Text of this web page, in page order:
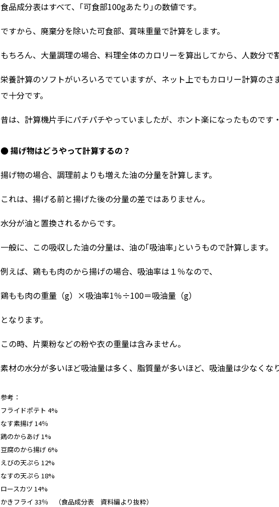
食品成分表はすべて、｢可食部100gあたり｣の数値です。
ですから、廃棄分を除いた可食部、賞味重量で計算をします。
もちろん、大量調理の場合、料理全体のカロリーを算出してから、人数分で
栄養計算のソフトがいろいろでていますが、ネット上でもカロリー計算の
で十分です。
昔は、計算機片手にパチパチやっていましたが、ホント楽になったものです
● 揚げ物はどうやって計算するの？
揚げ物の場合、調理前よりも増えた油の分量を計算します。
これは、揚げる前と揚げた後の分量の差ではありません。
水分が油と置換されるからです。
一般に、この吸収した油の分量は、油の｢吸油率｣というもので計算します。
例えば、鶏もも肉のから揚げの場合、吸油率は１％なので、
鶏もも肉の重量（g）×吸油率1％÷100＝吸油量（g）
となります。
この時、片栗粉などの粉や衣の重量は含みません。
素材の水分が多いほど吸油量は多く、脂質量が多いほど、吸油量は少なくな
参考：
フライドポテト 4%
なす素揚げ 14％
鶏のからあげ 1%
豆腐のから揚げ 6%
えびの天ぷら 12%
なすの天ぷら 18%
ロースカツ 14%
かきフライ 33％ （食品成分表 資料編より抜粋）